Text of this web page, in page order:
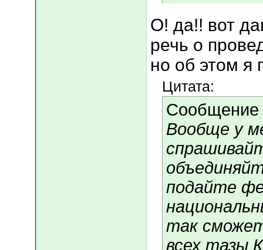
О! да!! вот
речь о
но об этом я
Цитата:
Сообщение
Вообще у
подайте
так
всех тазы